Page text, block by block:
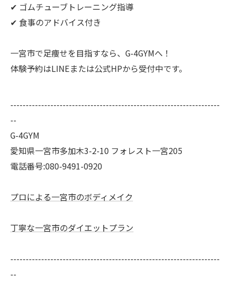
✔ ゴムチューブトレーニング指導
✔ 食事のアドバイス付き
一宮市で足痩せを目指すなら、G-4GYMへ！
体験予約はLINEまたは公式HPから受付中です。
--------------------------------------------------------------------
--
G-4GYM
愛知県一宮市多加木3-2-10 フォレスト一宮205
電話番号:080-9491-0920
プロによる一宮市のボディメイク
丁寧な一宮市のダイエットプラン
--------------------------------------------------------------------
--